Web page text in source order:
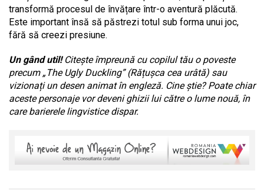
transformă procesul de învățare într-o aventură plăcută.
Este important însă să păstrezi totul sub forma unui joc,
fără să creezi presiune.
Un gând util!Citește împreună cu copilul tău o poveste
precum „The Ugly Duckling” (Rățușca cea urâtă) sau
vizionați un desen animat în engleză. Cine știe? Poate chiar
aceste personaje vor deveni ghizii lui către o lume nouă, în
care barierele lingvistice dispar.